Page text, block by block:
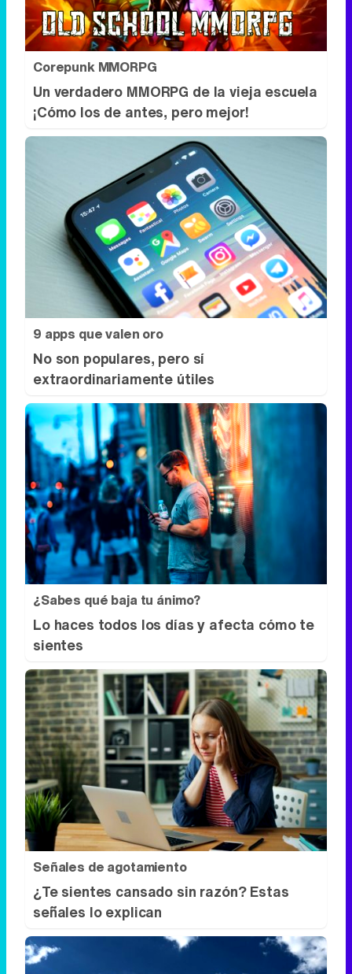
Corepunk MMORPG
Un verdadero MMORPG de la vieja escuela
¡Cómo los de antes, pero mejor!
9 apps que valen oro
No son populares, pero sí
extraordinariamente útiles
¿Sabes qué baja tu ánimo?
Lo haces todos los días y afecta cómo te
sientes
Señales de agotamiento
¿Te sientes cansado sin razón? Estas
señales lo explican